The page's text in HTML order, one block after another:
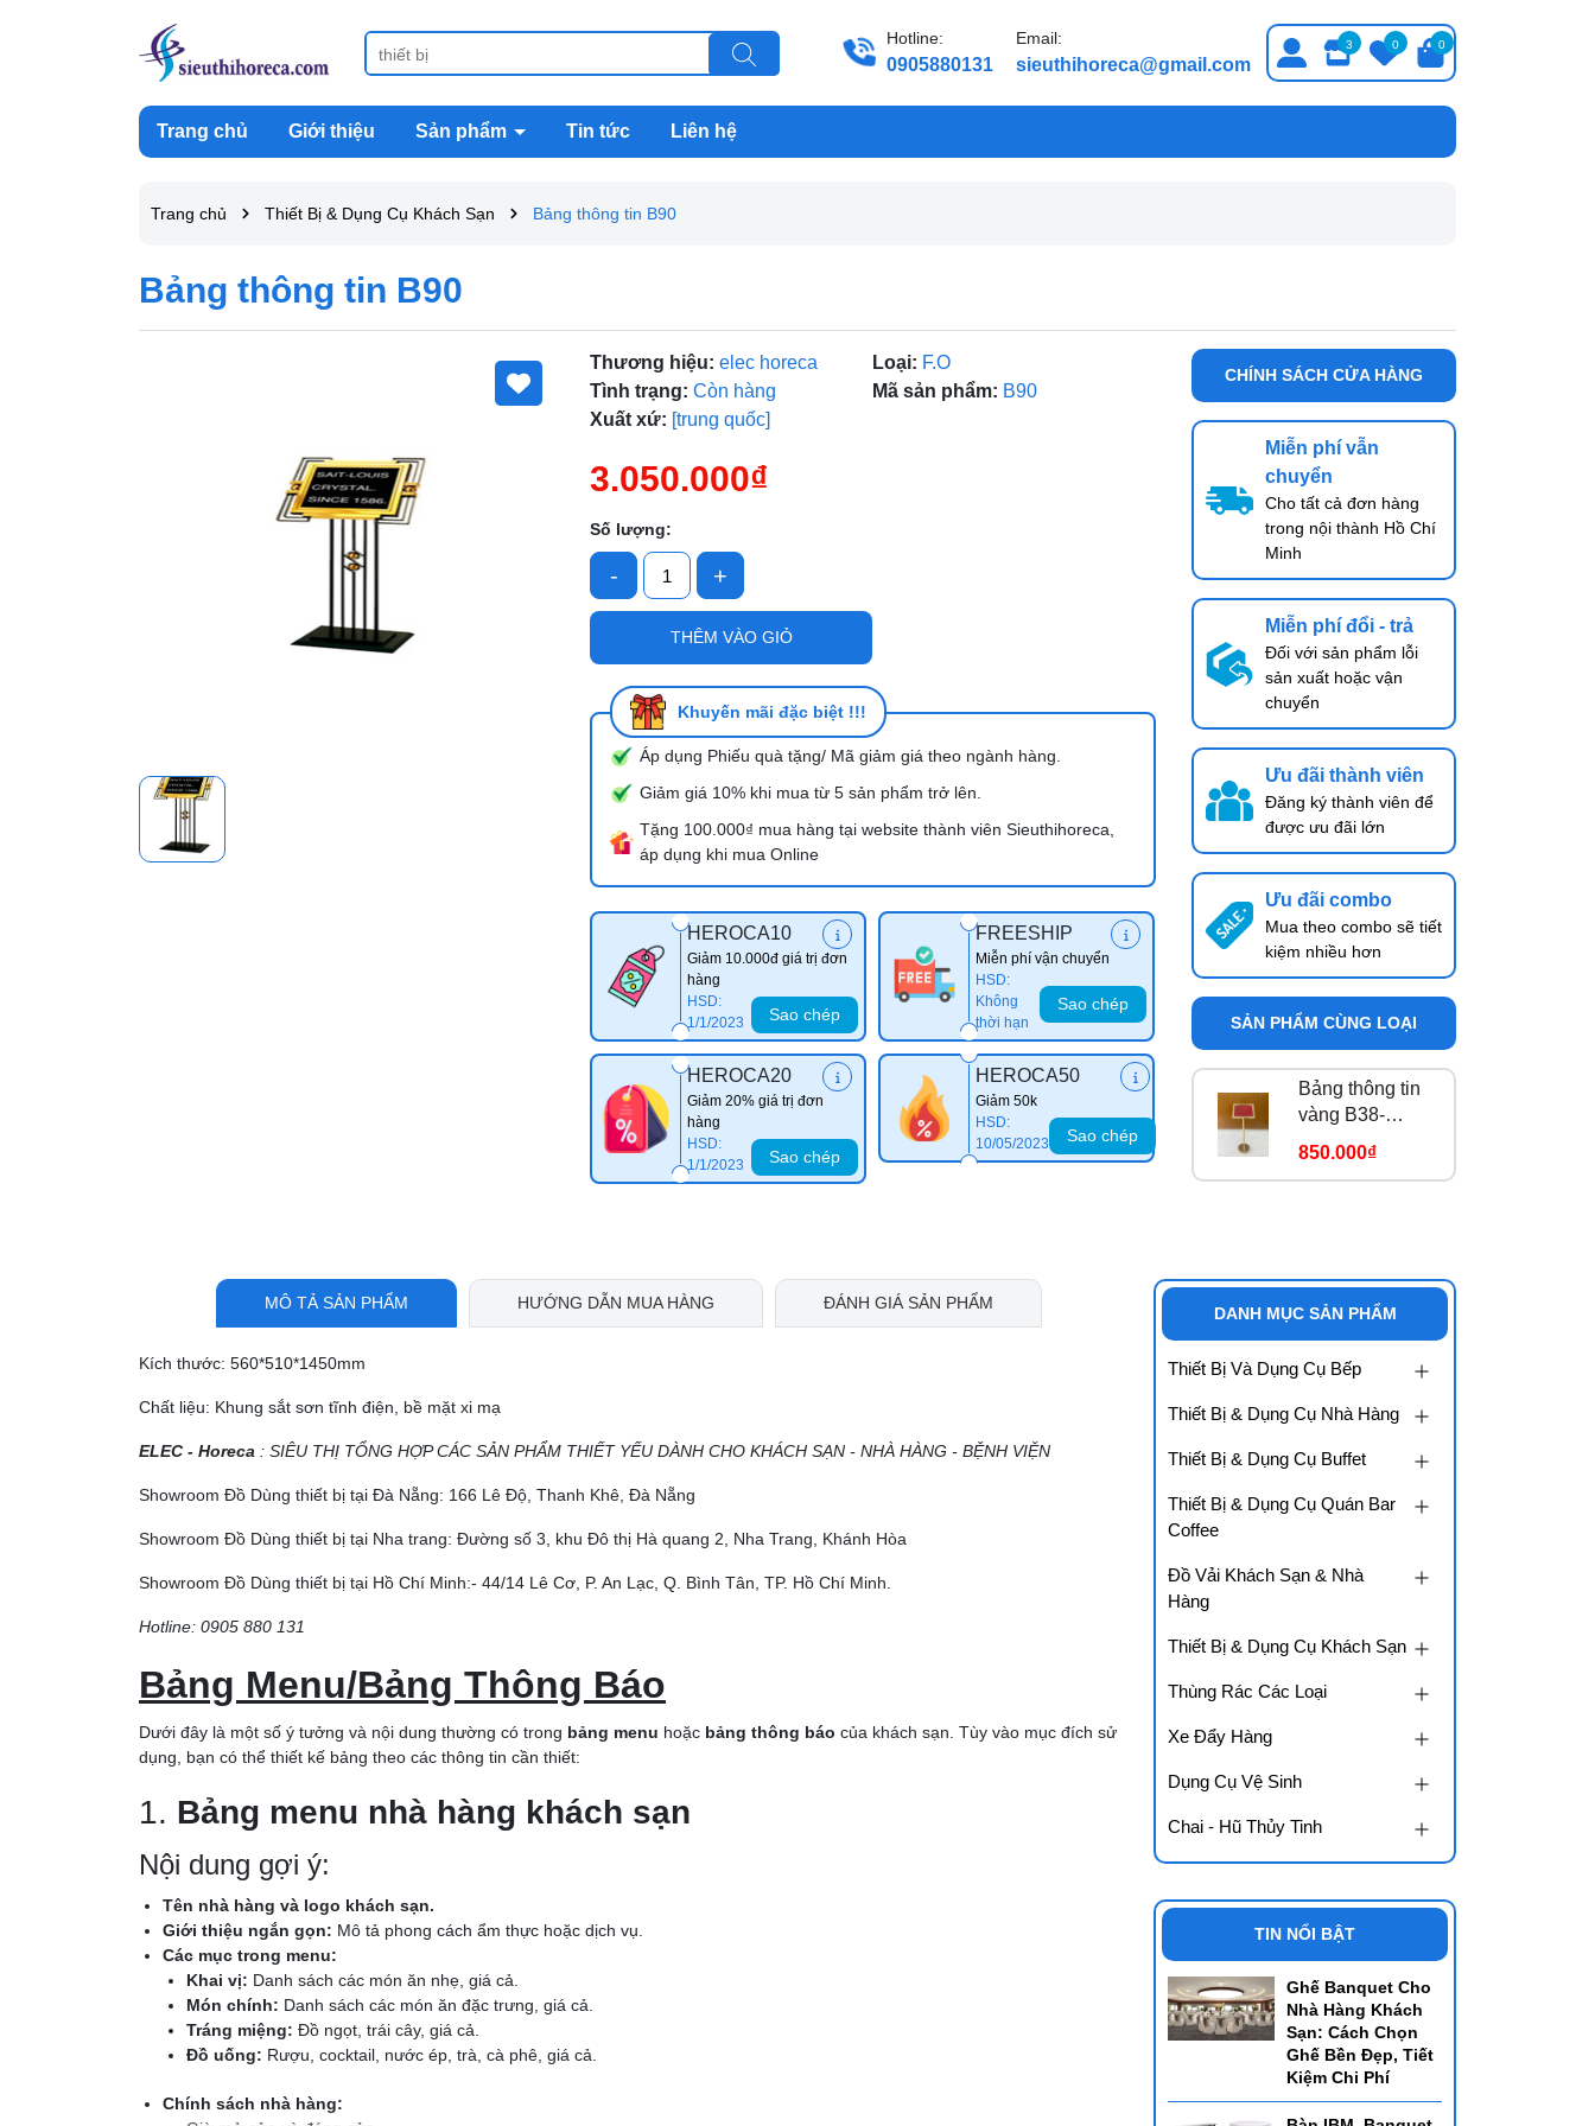
Hotline:
0905880131
Email:
sieuthihoreca@gmail.com
3 0 0
Trang chủ Giới thiệu Sản phẩm Tin tức Liên hệ
Trang chủ Thiết Bị & Dụng Cụ Khách Sạn Bảng thông tin B90
Bảng thông tin B90
Thương hiệu: elec horeca Loại: F.O
Tình trạng: Còn hàng Mã sản phẩm: B90
Xuất xứ: [trung quốc]
3.050.000₫
Số lượng:
- +
THÊM VÀO GIỎ
Khuyến mãi đặc biệt !!!
Áp dụng Phiếu quà tặng/ Mã giảm giá theo ngành hàng.
Giảm giá 10% khi mua từ 5 sản phẩm trở lên.
Tặng 100.000₫ mua hàng tại website thành viên Sieuthihoreca,
áp dụng khi mua Online
HEROCA10
Giảm 10.000đ giá trị đơn
hàng
HSD:
1/1/2023
Sao chép
FREESHIP
Miễn phí vận chuyển
HSD:
Không
thời hạn
Sao chép
HEROCA20
Giảm 20% giá trị đơn
hàng
HSD:
1/1/2023
Sao chép
HEROCA50
Giảm 50k
HSD:
10/05/2023
Sao chép
Mã giảm giá:
Điều kiện:
CHÍNH SÁCH CỬA HÀNG
Miễn phí vẫn
chuyển
Cho tất cả đơn hàng
trong nội thành Hồ Chí
Minh
Miễn phí đổi - trả
Đối với sản phẩm lỗi
sản xuất hoặc vận
chuyển
Ưu đãi thành viên
Đăng ký thành viên để
được ưu đãi lớn
Ưu đãi combo
Mua theo combo sẽ tiết
kiệm nhiều hơn
SẢN PHẨM CÙNG LOẠI
Bảng thông tin
vàng B38-
A3NG
850.000₫
MÔ TẢ SẢN PHẨM HƯỚNG DẪN MUA HÀNG ĐÁNH GIÁ SẢN PHẨM
Kích thước: 560*510*1450mm
Chất liệu: Khung sắt sơn tĩnh điện, bề mặt xi mạ
ELEC - Horeca : SIÊU THỊ TỔNG HỢP CÁC SẢN PHẨM THIẾT YẾU DÀNH CHO KHÁCH SẠN - NHÀ HÀNG - BỆNH VIỆN
Showroom Đồ Dùng thiết bị tại Đà Nẵng: 166 Lê Độ, Thanh Khê, Đà Nẵng
Showroom Đồ Dùng thiết bị tại Nha trang: Đường số 3, khu Đô thị Hà quang 2, Nha Trang, Khánh Hòa
Showroom Đồ Dùng thiết bị tại Hồ Chí Minh:- 44/14 Lê Cơ, P. An Lạc, Q. Bình Tân, TP. Hồ Chí Minh.
Hotline: 0905 880 131
Bảng Menu/Bảng Thông Báo
Dưới đây là một số ý tưởng và nội dung thường có trong bảng menu hoặc bảng thông báo của khách sạn. Tùy vào mục đích sử
dụng, bạn có thể thiết kế bảng theo các thông tin cần thiết:
1. Bảng menu nhà hàng khách sạn
Nội dung gợi ý:
Tên nhà hàng và logo khách sạn.
Giới thiệu ngắn gọn: Mô tả phong cách ẩm thực hoặc dịch vụ.
Các mục trong menu:
Khai vị: Danh sách các món ăn nhẹ, giá cả.
Món chính: Danh sách các món ăn đặc trưng, giá cả.
Tráng miệng: Đồ ngọt, trái cây, giá cả.
Đồ uống: Rượu, cocktail, nước ép, trà, cà phê, giá cả.
Chính sách nhà hàng:
DANH MỤC SẢN PHẨM
Thiết Bị Và Dụng Cụ Bếp
Thiết Bị & Dụng Cụ Nhà Hàng
Thiết Bị & Dụng Cụ Buffet
Thiết Bị & Dụng Cụ Quán Bar
Coffee
Đồ Vải Khách Sạn & Nhà
Hàng
Thiết Bị & Dụng Cụ Khách Sạn
Thùng Rác Các Loại
Xe Đẩy Hàng
Dụng Cụ Vệ Sinh
Chai - Hũ Thủy Tinh
TIN NỔI BẬT
Ghế Banquet Cho
Nhà Hàng Khách
Sạn: Cách Chọn
Ghế Bền Đẹp, Tiết
Kiệm Chi Phí